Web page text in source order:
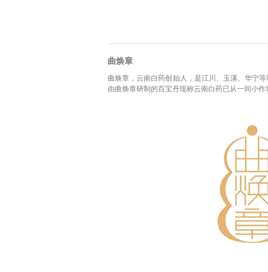
曲焕章
曲焕章，云南白药创始人，是江川、玉溪、华宁
由曲焕章研制的百宝丹现称云南白药已从一间小